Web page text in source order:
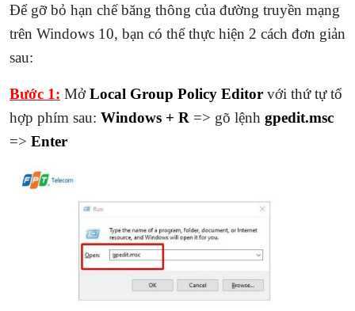
Để gỡ bỏ hạn chế băng thông của đường truyền mạng
trên Windows 10, bạn có thể thực hiện 2 cách đơn giản
sau:
Bước 1: MởLocal Group Policy Editor với thứ tự tổ
hợp phím sau: Windows + R => gõ lệnh gpedit.msc
=> Enter